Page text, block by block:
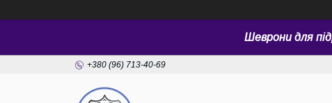
Шеврони для
+380 (96) 713-40-69